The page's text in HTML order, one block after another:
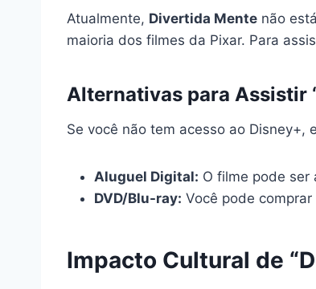
Atualmente, Divertida Mente não
maioria dos filmes da Pixar. Para
Alternativas para Assistir
Se você não tem acesso ao
Aluguel Digital: O filme pode ser
DVD/Blu-ray: Você pode
Impacto Cultural de